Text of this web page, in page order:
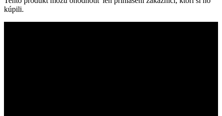
kúpili.